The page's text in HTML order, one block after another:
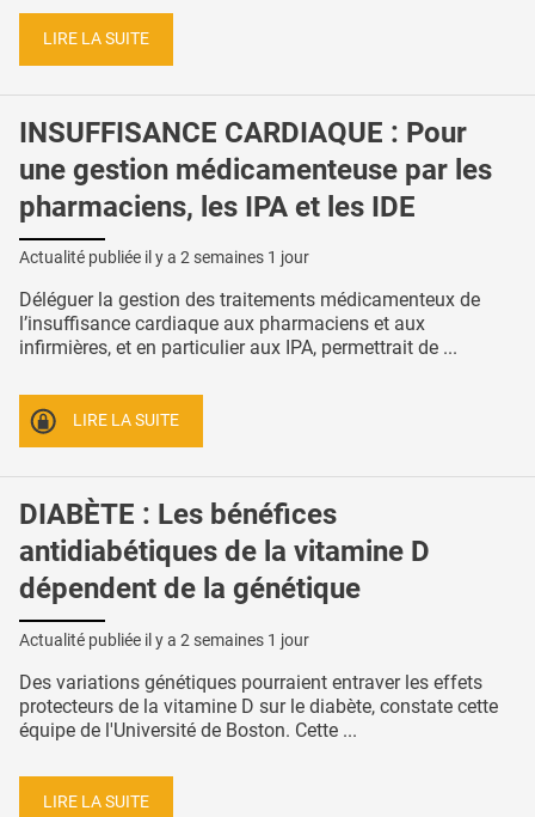
LIRE LA SUITE
INSUFFISANCE CARDIAQUE : Pour
une gestion médicamenteuse par les
pharmaciens, les IPA et les IDE
Actualité publiée il y a 2 semaines 1 jour
Déléguer la gestion des traitements médicamenteux de
l’insuffisance cardiaque aux pharmaciens et aux
infirmières, et en particulier aux IPA, permettrait de ...
LIRE LA SUITE
DIABÈTE : Les bénéfices
antidiabétiques de la vitamine D
dépendent de la génétique
Actualité publiée il y a 2 semaines 1 jour
Des variations génétiques pourraient entraver les effets
protecteurs de la vitamine D sur le diabète, constate cette
équipe de l'Université de Boston. Cette ...
LIRE LA SUITE